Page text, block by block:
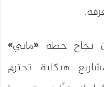
نجاح خطة «ماتي»
هيكلية تحترم